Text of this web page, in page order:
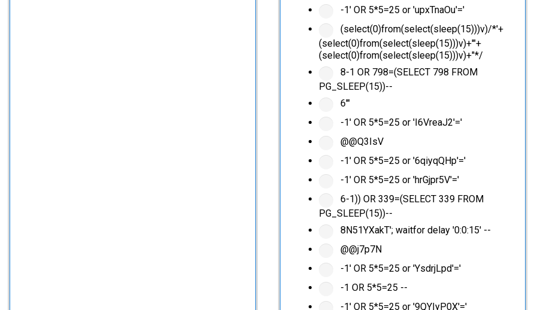
-1' OR 5*5=25 or 'upxTnaOu'='
(select(0)from(select(sleep(15)))v)/*'+
(select(0)from(select(sleep(15)))v)+'"+
(select(0)from(select(sleep(15)))v)+"*/
8-1 OR 798=(SELECT 798 FROM
PG_SLEEP(15))--
6'"
-1' OR 5*5=25 or 'I6VreaJ2'='
@@Q3IsV
-1' OR 5*5=25 or '6qiyqQHp'='
-1' OR 5*5=25 or 'hrGjpr5V'='
6-1)) OR 339=(SELECT 339 FROM
PG_SLEEP(15))--
8N51YXakT'; waitfor delay '0:0:15' --
@@j7p7N
-1' OR 5*5=25 or 'YsdrjLpd'='
-1 OR 5*5=25 --
-1' OR 5*5=25 or '9QYIyP0X'='